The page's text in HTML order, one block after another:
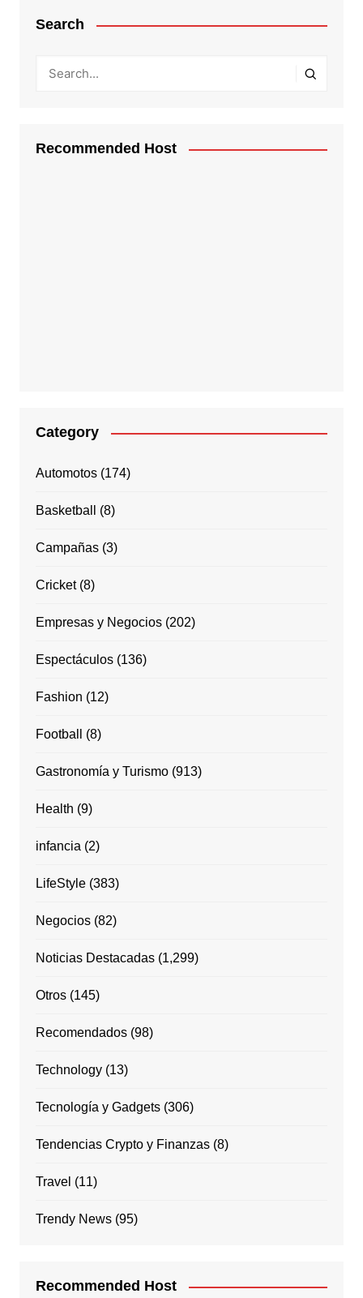
Search
Recommended Host
Category
Automotos(174)
Basketball (8)
Campañas(3)
Cricket(8)
Empresas y Negocios(202)
Espectáculos(136)
Fashion (12)
Football (8)
Gastronomía y Turismo(913)
Health (9)
infancia (2)
LifeStyle(383)
Negocios(82)
Noticias Destacadas(1,299)
Otros(145)
Recomendados(98)
Technology(13)
Tecnología y Gadgets(306)
Tendencias Crypto y Finanzas(8)
Travel (11)
Trendy News(95)
Recommended Host